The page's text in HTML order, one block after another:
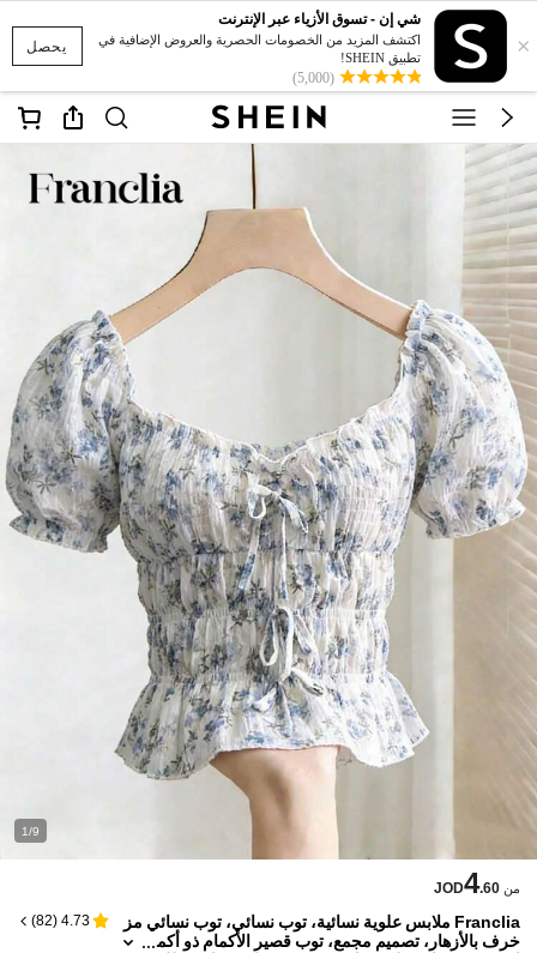
يحصل ×
شي إن - تسوق الأزياء عبر الإنترنت
اكتشف المزيد من الخصومات الحصرية والعروض الإضافية في
تطبيق SHEIN!
(5,000)
1/9
من JOD4.60
Franclia ملابس علوية نسائية، توب نسائي، توب نسائي مز
خرف بالأزهار، تصميم مجمع، توب قصير الأكمام ذو أكم
4.73
(
82
)